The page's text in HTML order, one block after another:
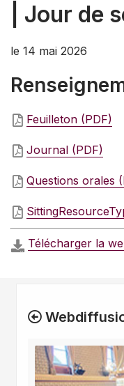
| Jour de
le 14 mai 2026
Feuilleton (PDF)
Journal (PDF)
Questions orales
Télécharger la